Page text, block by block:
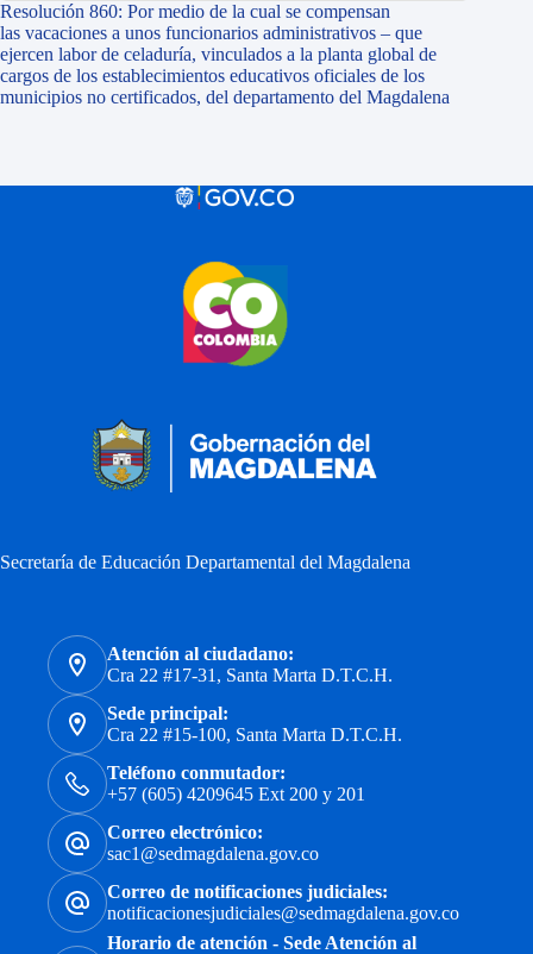
Resolución 860: Por medio de la cual se compensan
las vacaciones a unos funcionarios administrativos – que
ejercen labor de celaduría, vinculados a la planta global de
cargos de los establecimientos educativos oficiales de los
municipios no certificados, del departamento del Magdalena
Secretaría de Educación Departamental del Magdalena
Atención al ciudadano:
Cra 22 #17-31, Santa Marta D.T.C.H.
Sede principal:
Cra 22 #15-100, Santa Marta D.T.C.H.
Teléfono conmutador:
+57 (605) 4209645 Ext 200 y 201
Correo electrónico:
sac1@sedmagdalena.gov.co
Correo de notificaciones judiciales:
notificacionesjudiciales@sedmagdalena.gov.co
Horario de atención - Sede Atención al